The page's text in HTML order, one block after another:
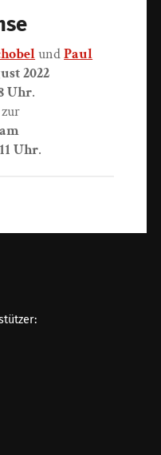
undPaul
2022
Uhr.
Uhr.